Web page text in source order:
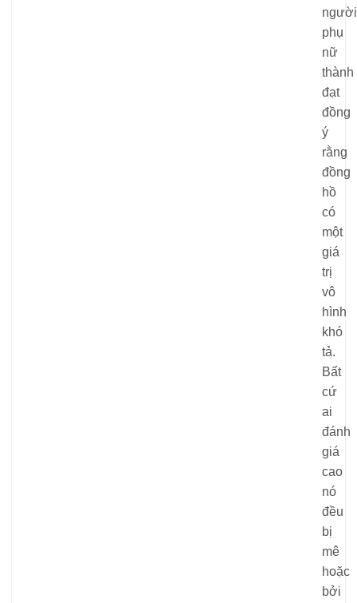
người
phụ
nữ
thành
đạt
đồng
ý
rằng
đồng
hồ
có
một
giá
trị
vô
hình
khó
tả.
Bất
cứ
ai
đánh
giá
cao
nó
đều
bị
mê
hoặc
bởi